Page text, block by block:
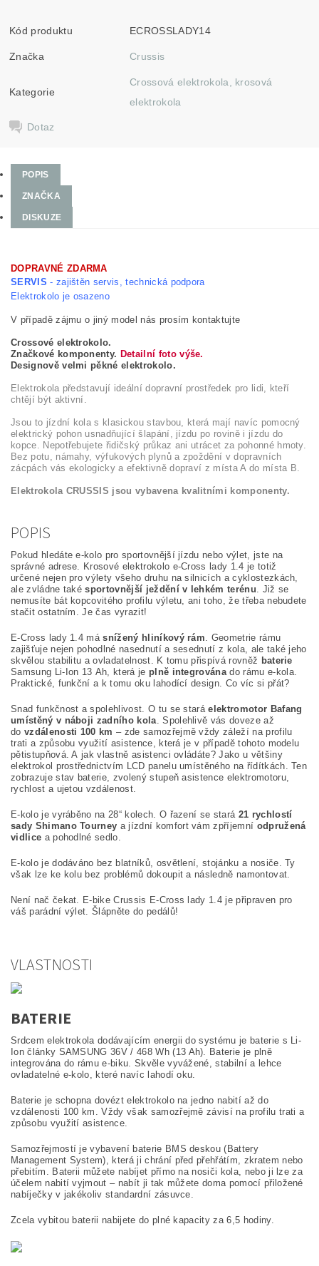
Kód produktu ECROSSLADY14
Značka Crussis
Kategorie
Crossová elektrokola, krosová
elektrokola
Dotaz
POPIS
ZNAČKA
DISKUZE
DOPRAVNÉ ZDARMA
SERVIS - zajištěn servis, technická podpora
Elektrokolo je osazeno
V případě zájmu o jiný model nás prosím kontaktujte
Crossové elektrokolo.
Značkové komponenty. Detailní foto výše.
Designově velmi pěkné elektrokolo.
Elektrokola představují ideální dopravní prostředek pro lidi, kteří
chtějí být aktivní.
Jsou to jízdní kola s klasickou stavbou, která mají navíc pomocný
elektrický pohon usnadňující šlapání, jízdu po rovině i jízdu do
kopce. Nepotřebujete řidičský průkaz ani utrácet za pohonné hmoty.
Bez potu, námahy, výfukových plynů a zpoždění v dopravních
zácpách vás ekologicky a efektivně dopraví z místa A do místa B.
Elektrokola CRUSSIS jsou vybavena kvalitními komponenty.
POPIS
Pokud hledáte e-kolo pro sportovnější jízdu nebo výlet, jste na
správné adrese. Krosové elektrokolo e-Cross lady 1.4 je totiž
určené nejen pro výlety všeho druhu na silnicích a cyklostezkách,
ale zvládne takésportovnější ježdění v lehkém terénu. Již se
nemusíte bát kopcovitého profilu výletu, ani toho, že třeba nebudete
stačit ostatním. Je čas vyrazit!
E-Cross lady 1.4 másnížený hliníkový rám. Geometrie rámu
zajišťuje nejen pohodlné nasednutí a sesednutí z kola, ale také jeho
skvělou stabilitu a ovladatelnost. K tomu přispívá rovněž baterie
Samsung Li-Ion 13 Ah, která je plně integrovánado rámu e-kola.
Praktické, funkční a k tomu oku lahodící design. Co víc si přát?
Snad funkčnost a spolehlivost. O tu se staráelektromotor Bafang
umístěný v náboji zadního kola. Spolehlivě vás doveze až
do vzdálenosti 100 km – zde samozřejmě vždy záleží na profilu
trati a způsobu využití asistence, která je v případě tohoto modelu
pětistupňová. A jak vlastně asistenci ovládáte? Jako u většiny
elektrokol prostřednictvím LCD panelu umístěného na řídítkách. Ten
zobrazuje stav baterie, zvolený stupeň asistence elektromotoru,
rychlost a ujetou vzdálenost.
E-kolo je vyráběno na 28“ kolech. O řazení se stará 21 rychlostí
sady Shimano Tourney a jízdní komfort vám zpříjemní odpružená
vidlice a pohodlné sedlo.
E-kolo je dodáváno bez blatníků, osvětlení, stojánku a nosiče. Ty
však lze ke kolu bez problémů dokoupit a následně namontovat.
Není nač čekat. E-bike Crussis E-Cross lady 1.4 je připraven pro
váš parádní výlet. Šlápněte do pedálů!
VLASTNOSTI
BATERIE
Srdcem elektrokola dodávajícím energii do systému je baterie s Li-
Ion články SAMSUNG 36V / 468 Wh (13 Ah). Baterie je plně
integrována do rámu e-biku. Skvěle vyvážené, stabilní a lehce
ovladatelné e-kolo, které navíc lahodí oku.
Baterie je schopna dovézt elektrokolo na jedno nabití až do
vzdálenosti 100 km. Vždy však samozřejmě závisí na profilu trati a
způsobu využití asistence.
Samozřejmostí je vybavení baterie BMS deskou (Battery
Management System), která ji chrání před přehřátím, zkratem nebo
přebitím. Baterii můžete nabíjet přímo na nosiči kola, nebo ji lze za
účelem nabití vyjmout – nabít ji tak můžete doma pomocí přiložené
nabíječky v jakékoliv standardní zásuvce.
Zcela vybitou baterii nabijete do plné kapacity za 6,5 hodiny.